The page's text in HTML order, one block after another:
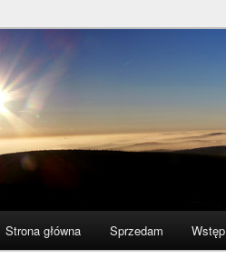
acogitosis
polscy naukowcy udowodnili: myślenie
Strona główna Sprzedam